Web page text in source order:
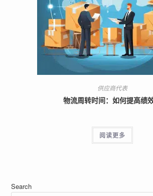
供应商代表
物流周转时间：如何提高绩效
阅读更多
Search